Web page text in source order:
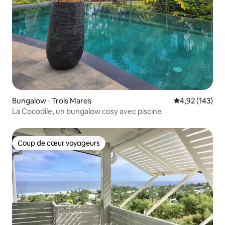
Bungalow ⋅ Trois Mares Évaluation
4,92 (143)
La Cocodile, un bungalow cosy avec piscine
Coup de cœur voyageurs
Coup de cœur voyageurs